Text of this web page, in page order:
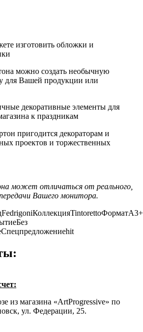
изготовить обложки и
можно создать необычную
для Вашей продукции или
декоративные элементы для
к праздникам
пригодится декораторам и
проектов и торжественных
может отличаться от реального,
Вашего монитора.
FedrigoniКоллекцияTintorettoФорматА3+
Без
Спецпредложениеhit
из магазина «ArtProgressive» по
ул. Федерации, 25.